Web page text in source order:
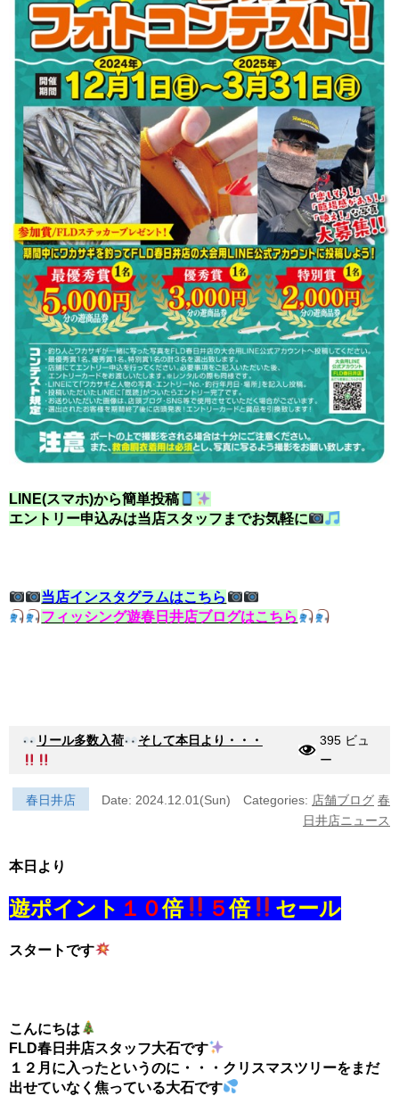
LINE(スマホ)から簡単投稿
エントリー申込みは当店スタッフまでお気軽に
当店インスタグラムはこちら
フィッシング遊春日井店ブログはこちら
リール多数入荷 そして本日より・・・
395 ビュ
ー
春日井店 Date: 2024.12.01(Sun) Categories: 店舗ブログ 春
日井店ニュース
本日より
遊ポイント １０倍 ５倍 セール
スタートです
こんにちは
FLD春日井店スタッフ大石です
１２月に入ったというのに・・・クリスマスツリーをまだ
出せていなく焦っている大石です